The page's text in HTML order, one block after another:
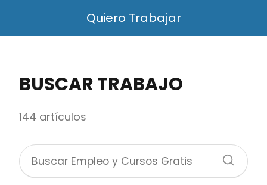
Quiero Trabajar
BUSCAR TRABAJO
144 artículos